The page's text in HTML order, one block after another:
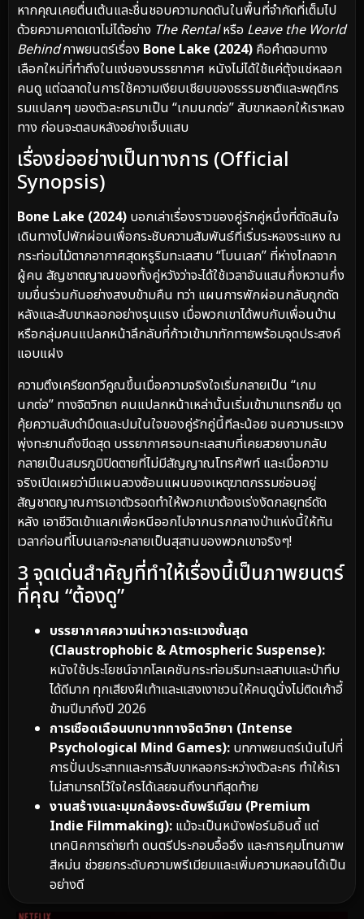
หากคุณเคยตื่นเต้นและชื่นชอบความกดดันในพื้นที่จำกัดที่เต็มไป
ด้วยความคาดเดาไม่ได้อย่าง The Rentalหรือ Leave the World
Behindภาพยนตร์เรื่อง Bone Lake (2024) คือคำตอบทาง
เลือกใหม่ที่ทำถึงในแง่ของบรรยากาศ หนังไม่ได้ใช้แค่ตุ้งแช่หลอก
คนดู แต่ฉลาดในการใช้ความเงียบเชียบของธรรมชาติและพฤติกร
รมแปลกๆ ของตัวละครมาเป็น “เกมนกต่อ” สับขาหลอกให้เราหลง
ทาง ก่อนจะตลบหลังอย่างเจ็บแสบ
เรื่องย่ออย่างเป็นทางการ (Official
Synopsis)
Bone Lake (2024) บอกเล่าเรื่องราวของคู่รักคู่หนึ่งที่ตัดสินใจ
เดินทางไปพักผ่อนเพื่อกระชับความสัมพันธ์ที่เริ่มระหองระแหง ณ
กระท่อมไม้ตากอากาศสุดหรูริมทะเลสาบ “โบนเลก” ที่ห่างไกลจาก
ผู้คน สัญชาตญาณของทั้งคู่หวังว่าจะได้ใช้เวลาอันแสนกึ่งหวานกึ่ง
ขมขื่นร่วมกันอย่างสงบข้ามคืน ทว่า แผนการพักผ่อนกลับถูกดัด
หลังและสับขาหลอกอย่างรุนแรง เมื่อพวกเขาได้พบกับเพื่อนบ้าน
หรือกลุ่มคนแปลกหน้าลึกลับที่ก้าวเข้ามาทักทายพร้อมจุดประสงค์
แอบแฝง
ความตึงเครียดทวีคูณขึ้นเมื่อความจริงใจเริ่มกลายเป็น “เกม
นกต่อ” ทางจิตวิทยา คนแปลกหน้าเหล่านั้นเริ่มเข้ามาแทรกซึม ขุด
คุ้ยความลับดำมืดและปมในใจของคู่รักคู่นี้ทีละน้อย จนความระแวง
พุ่งทะยานถึงขีดสุด บรรยากาศรอบทะเลสาบที่เคยสวยงามกลับ
กลายเป็นสมรภูมิปิดตายที่ไม่มีสัญญาณโทรศัพท์ และเมื่อความ
จริงเปิดเผยว่ามีแผนลวงซ้อนแผนของเหตุฆาตกรรมซ่อนอยู่
สัญชาตญาณการเอาตัวรอดทำให้พวกเขาต้องเร่งงัดกลยุทธ์ดัด
หลัง เอาชีวิตเข้าแลกเพื่อหนีออกไปจากนรกกลางป่าแห่งนี้ให้ทัน
เวลาก่อนที่โบนเลกจะกลายเป็นสุสานของพวกเขาจริงๆ!
3 จุดเด่นสำคัญที่ทำให้เรื่องนี้เป็นภาพยนตร์
ที่คุณ “ต้องดู”
บรรยากาศความน่าหวาดระแวงขั้นสุด
(Claustrophobic & Atmospheric Suspense):
หนังใช้ประโยชน์จากโลเคชันกระท่อมริมทะเลสาบและป่าทึบ
ได้ดีมาก ทุกเสียงฝีเท้าและแสงเงาชวนให้คนดูนั่งไม่ติดเก้าอี้
ข้ามปีมาถึงปี 2026
การเชือดเฉือนบทบาททางจิตวิทยา (Intense
Psychological Mind Games): บทภาพยนตร์เน้นไปที่
การปั่นประสาทและการสับขาหลอกระหว่างตัวละคร ทำให้เรา
ไม่สามารถไว้ใจใครได้เลยจนถึงนาทีสุดท้าย
งานสร้างและมุมกล้องระดับพรีเมียม (Premium
Indie Filmmaking): แม้จะเป็นหนังฟอร์มอินดี้ แต่
เทคนิคการถ่ายทำ ดนตรีประกอบอื้ออึง และการคุมโทนภาพ
สีหม่น ช่วยยกระดับความพรีเมียมและเพิ่มความหลอนได้เป็น
อย่างดี